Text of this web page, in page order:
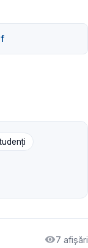
7 afișări